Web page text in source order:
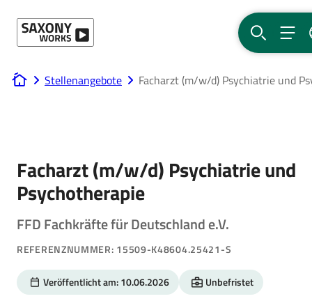
SUCHE
www.saxony-works.com
Stellenangebote Facharzt (m/w/d) Psychiatrie und
Facharzt (m/w/d) Psychiatrie und
Psychotherapie
FFD Fachkräfte für Deutschland e.V.
REFERENZNUMMER: 15509-K48604.25421-S
Veröffentlicht am: 10.06.2026 Unbefristet